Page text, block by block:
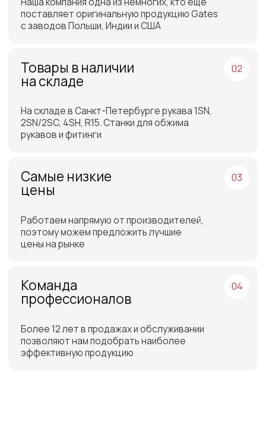
Работаем по всей
России и СНГ
Подбор самых выгодных
транспортных компаний для
доставки
Отгрузка товара на